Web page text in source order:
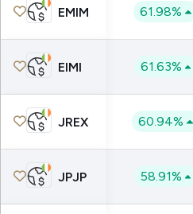
EMIM 61.98%
EIMI 61.63%
JREX 60.94%
JPJP 58.91%